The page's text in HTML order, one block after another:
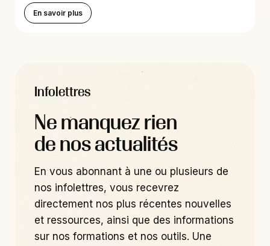
En savoir plus
Infolettres
Ne manquez rien
de nos actualités
En vous abonnant à une ou plusieurs de
nos infolettres, vous recevrez
directement nos plus récentes nouvelles
et ressources, ainsi que des informations
sur nos formations et nos outils. Une